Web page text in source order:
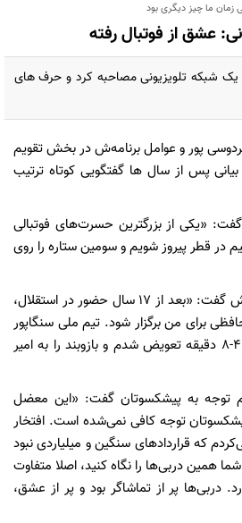
زمان ما چیز دیگری بود
عشق از فوتبال رفته
یک شبکه تلویزیونی مصاحبه کرد و حرف های
پور و عوامل برنامه‌ش در بخش تقویم
بیانی پس از سال ها گفتگویی کوتاه ترتیب
گفت: «یکی از بزرگترین حسرت‌های فوتبالی
در قطر پیروز شویم و سومین ستاره را روی
او در مورد بازی خداحافظی‌اش گفت: «بعد از 17 سال حضور در استقلال،
برای من برگزار شود. تیم ملی سنگاپور
را آوردند و من هم بعد از 47-8 دقیقه تعویض شدم و بازوبند را به امیر
توجه به پیشکسوتان گفت: «این معضل
توجه کافی نمی‌شده است. افتخار
که قراردادهای سنگین و میلیاردی نبود
همین دربی‌ها را نگاه کنید، اصلا متفاوت
پر از تماشاگر بود و پر از عشق،